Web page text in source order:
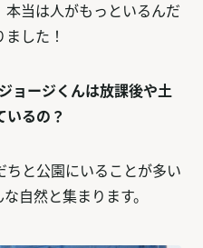
本当は人がもっといるんだ
した！
ョージくんは放課後や土
いるの？
ちと公園にいることが多い
自然と集まります。